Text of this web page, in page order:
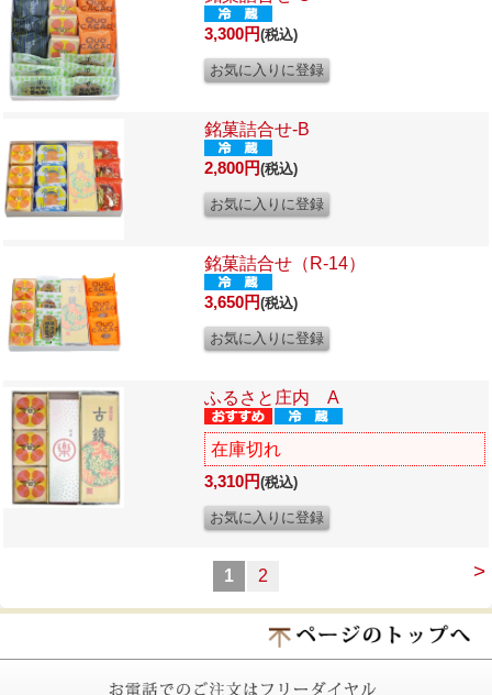
3,300円(税込)
銘菓詰合せ-B
2,800円(税込)
銘菓詰合せ（R-14）
3,650円(税込)
ふるさと庄内 A
在庫切れ
3,310円(税込)
>
1 2